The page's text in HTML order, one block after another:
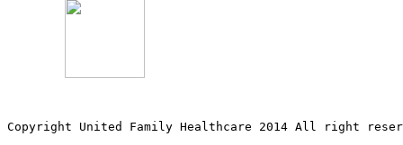
Copyright United Family Healthcare 2014 All right